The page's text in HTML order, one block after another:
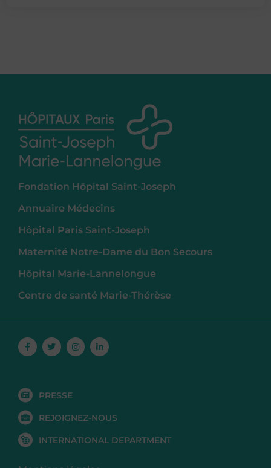
Fondation Hôpital Saint-Joseph
Annuaire Médecins
Hôpital Paris Saint-Joseph
Maternité Notre-Dame du Bon Secours
Hôpital Marie-Lannelongue
Centre de santé Marie-Thérèse
Facebook-
f
TwitterInstagramLinkedin-
in
PRESSE
REJOIGNEZ-NOUS
INTERNATIONAL DEPARTMENT